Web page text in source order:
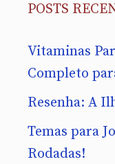
POSTS
Vitaminas
Completo
Resenha: A
Temas para
Rodadas!